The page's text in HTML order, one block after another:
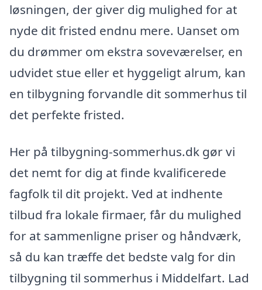
løsningen, der giver dig mulighed for at
nyde dit fristed endnu mere. Uanset om
du drømmer om ekstra soveværelser, en
udvidet stue eller et hyggeligt alrum, kan
en tilbygning forvandle dit sommerhus til
det perfekte fristed.
Her på tilbygning-sommerhus.dk gør vi
det nemt for dig at finde kvalificerede
fagfolk til dit projekt. Ved at indhente
tilbud fra lokale firmaer, får du mulighed
for at sammenligne priser og håndværk,
så du kan træffe det bedste valg for din
tilbygning til sommerhus i Middelfart. Lad